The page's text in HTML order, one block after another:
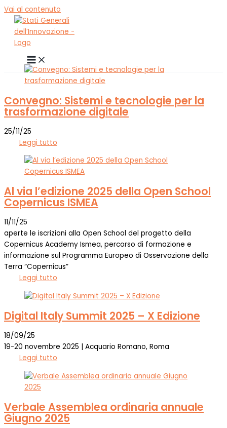
Vai al contenuto
Convegno: Sistemi e tecnologie per la
trasformazione digitale
25/11/25
Leggi tutto
Al via l’edizione 2025 della Open School
Copernicus ISMEA
11/11/25
aperte le iscrizioni alla Open School del progetto della
Copernicus Academy Ismea, percorso di formazione e
informazione sul Programma Europeo di Osservazione della
Terra “Copernicus”
Leggi tutto
Digital Italy Summit 2025 – X Edizione
18/09/25
19-20 novembre 2025 | Acquario Romano, Roma
Leggi tutto
Verbale Assemblea ordinaria annuale
Giugno 2025